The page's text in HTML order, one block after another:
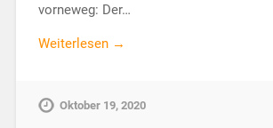
vorneweg: Der…
Weiterlesen →
Oktober 19, 2020